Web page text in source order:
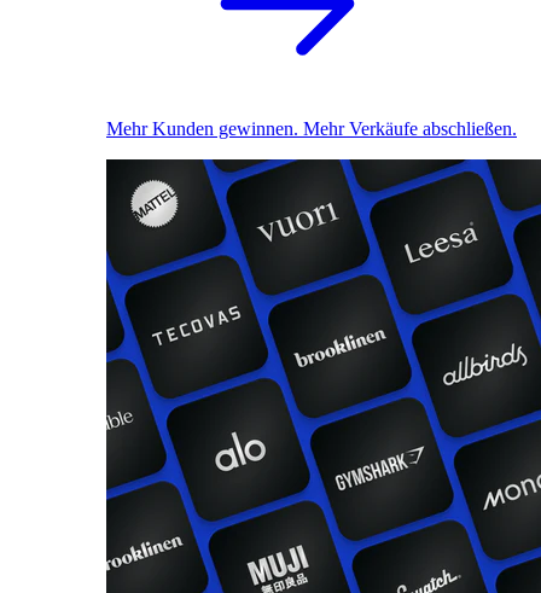
Mehr Kunden gewinnen. Mehr Verkäufe abschließen.